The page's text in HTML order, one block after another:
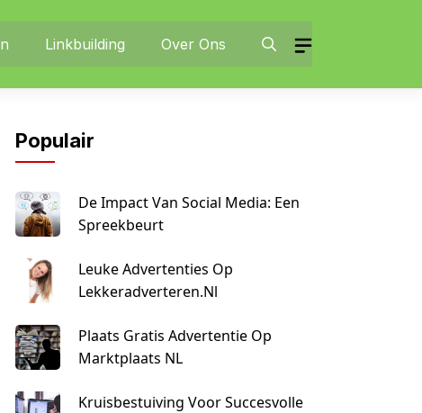
Linkbuilding Over Ons
Populair
De Impact Van Social Media: Een
Spreekbeurt
Leuke Advertenties Op
Lekkeradverteren.nl
Plaats Gratis Advertentie Op
Marktplaats NL
Kruisbestuiving Voor Succesvolle